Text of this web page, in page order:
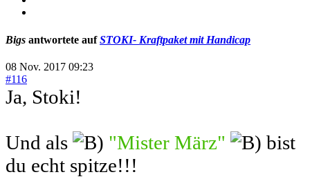
Bigs antwortete aufSTOKI- Kraftpaket mit Handicap
08 Nov. 2017 09:23
#116
Ja, Stoki!
Und als "Mister März"
bist
du echt spitze!!!